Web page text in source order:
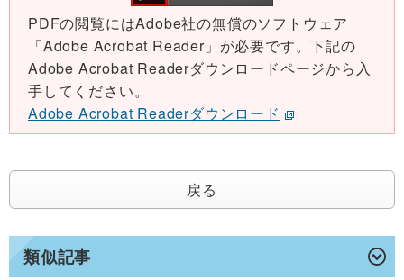
類似記事
PDFの閲覧にはAdobe社の無償のソフトウェア
「Adobe Acrobat Reader」が必要です。下記の
Adobe Acrobat Readerダウンロードページから入
手してください。
Adobe Acrobat Readerダウンロード
戻る